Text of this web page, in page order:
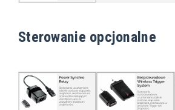
Sterowanie opcjonalne